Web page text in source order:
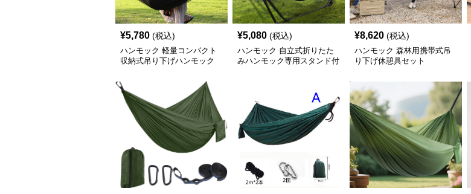
¥5,780 (税込)
ハンモック 軽量コンパクト
収納式吊り下げハンモック
¥5,080 (税込)
ハンモック 自立式折りたた
みハンモック専用スタンド付
¥8,620 (税込)
ハンモック 森林用携帯式吊
り下げ休憩具セット